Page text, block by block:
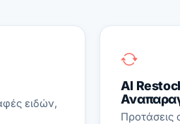
ειδών,
AI